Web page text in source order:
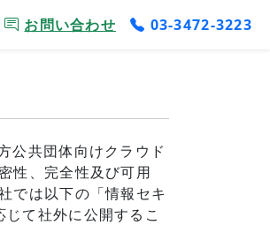
お問い合わせ 03-3472-3223
公共団体向けクラウド
性、完全性及び可用
では以下の「情報セキ
て社外に公開するこ